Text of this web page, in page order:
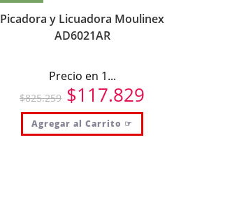
Picadora y Licuadora Moulinex
AD6021AR
Precio en 1...
$825.259
El
precio
original
era:
$825.259.
$117.829
Agregar al Carrito ☞